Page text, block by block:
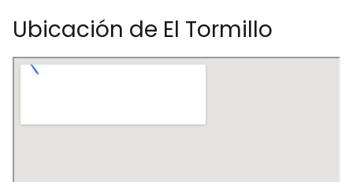
Ubicación de El Tormillo